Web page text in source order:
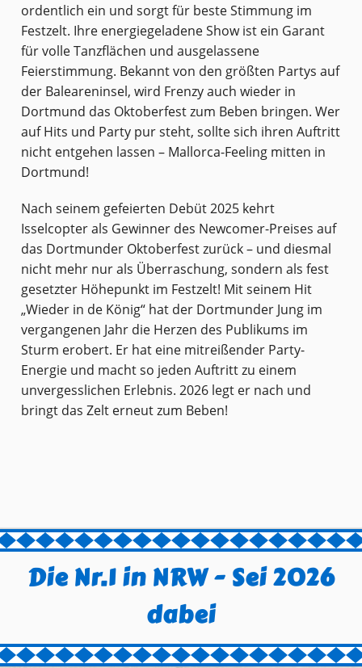
ordentlich ein und sorgt für beste Stimmung im
Festzelt. Ihre energiegeladene Show ist ein Garant
für volle Tanzflächen und ausgelassene
Feierstimmung. Bekannt von den größten Partys auf
der Baleareninsel, wird Frenzy auch wieder in
Dortmund das Oktoberfest zum Beben bringen. Wer
auf Hits und Party pur steht, sollte sich ihren Auftritt
nicht entgehen lassen – Mallorca-Feeling mitten in
Dortmund!
Nach seinem gefeierten Debüt 2025 kehrt
Isselcopter als Gewinner des Newcomer-Preises auf
das Dortmunder Oktoberfest zurück – und diesmal
nicht mehr nur als Überraschung, sondern als fest
gesetzter Höhepunkt im Festzelt! Mit seinem Hit
„Wieder in de König“ hat der Dortmunder Jung im
vergangenen Jahr die Herzen des Publikums im
Sturm erobert. Er hat eine mitreißender Party-
Energie und macht so jeden Auftritt zu einem
unvergesslichen Erlebnis. 2026 legt er nach und
bringt das Zelt erneut zum Beben!
Die Nr.1 in NRW - Sei 2026
dabei